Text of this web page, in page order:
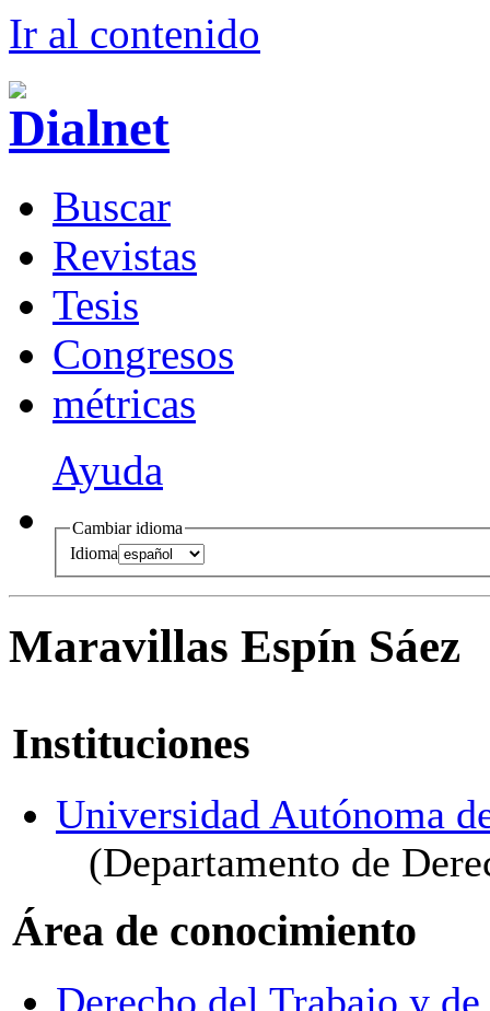
Ir al contenido
Buscar
Revistas
Tesis
Congresos
métricas
Ayuda
Cambiar idioma
Idioma
Maravillas Espín Sáez
Instituciones
Universidad Autónoma
(Departamento de
Área de conocimiento
Derecho del Trabajo y